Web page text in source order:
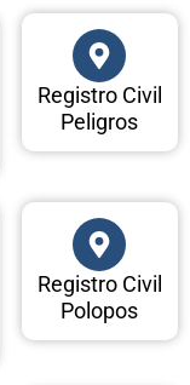
Registro Civil
Peligros
Registro Civil
Polopos